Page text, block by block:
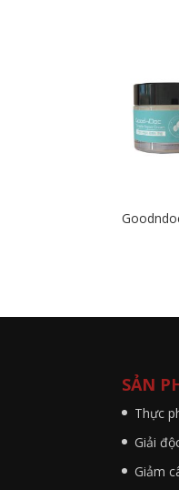
SẢN
Thực
Giải
Giảm